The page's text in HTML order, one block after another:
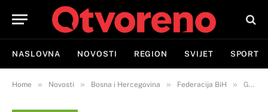
NASLOVNA NOVOSTI REGION SVIJET SPORT
Home » Novosti » Bosna i Hercegovina » Federacija BiH » Gradsko vijeće Goražda proglasilo Amira Reku nepoželjnim